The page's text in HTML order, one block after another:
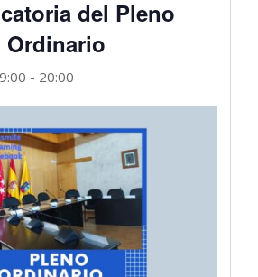
del Pleno
Ordinario
- 20:00